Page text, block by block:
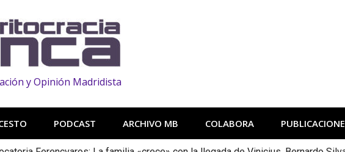
y Opinión Madridista
PODCAST ARCHIVO MB COLABORA